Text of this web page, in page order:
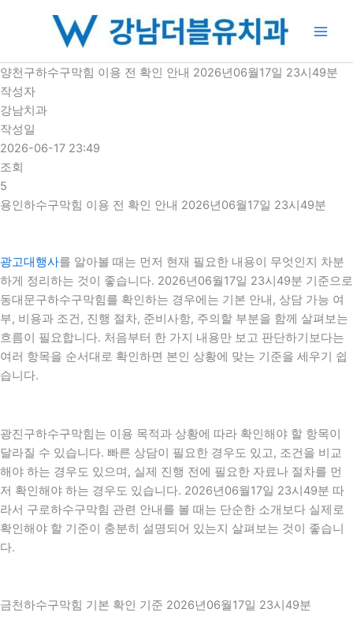
로
건
너
뛰
기
양천구하수구막힘 이용 전 확인 안내 2026년06월17일 23시49분
작성자
강남치과
작성일
2026-06-17 23:49
조회
5
용인하수구막힘 이용 전 확인 안내 2026년06월17일 23시49분
광고대행사를 알아볼 때는 먼저 현재 필요한 내용이 무엇인지 차분
하게 정리하는 것이 좋습니다. 2026년06월17일 23시49분 기준으로
동대문구하수구막힘를 확인하는 경우에는 기본 안내, 상담 가능 여
부, 비용과 조건, 진행 절차, 준비사항, 주의할 부분을 함께 살펴보는
흐름이 필요합니다. 처음부터 한 가지 내용만 보고 판단하기보다는
여러 항목을 순서대로 확인하면 본인 상황에 맞는 기준을 세우기 쉽
습니다.
광진구하수구막힘는 이용 목적과 상황에 따라 확인해야 할 항목이
달라질 수 있습니다. 빠른 상담이 필요한 경우도 있고, 조건을 비교
해야 하는 경우도 있으며, 실제 진행 전에 필요한 자료나 절차를 먼
저 확인해야 하는 경우도 있습니다. 2026년06월17일 23시49분 따
라서 구로하수구막힘 관련 안내를 볼 때는 단순한 소개보다 실제로
확인해야 할 기준이 충분히 설명되어 있는지 살펴보는 것이 좋습니
다.
금천하수구막힘 기본 확인 기준 2026년06월17일 23시49분